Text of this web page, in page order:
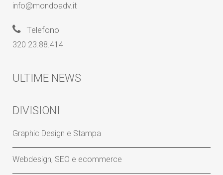
info@mondoadv.it
Telefono
320 23.88.414
ULTIME NEWS
DIVISIONI
Graphic Design e Stampa
Webdesign, SEO e ecommerce